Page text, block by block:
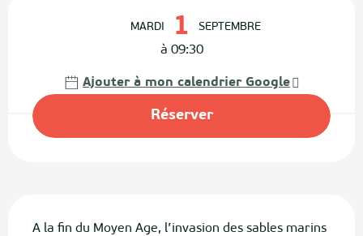
MARDI 1 SEPTEMBRE
à 09:30
Ajouter à mon calendrier Google
Réserver
A la fin du Moyen Age, l’invasion des sables marins